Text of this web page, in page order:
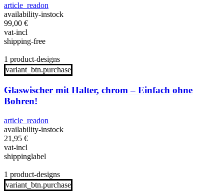
article_readon
availability-instock
99,00 €
vat-incl
shipping-free
1 product-designs
variant_btn.purchase
Glaswischer mit Halter, chrom – Einfach ohne
Bohren!
article_readon
availability-instock
21,95 €
vat-incl
shippinglabel
1 product-designs
variant_btn.purchase